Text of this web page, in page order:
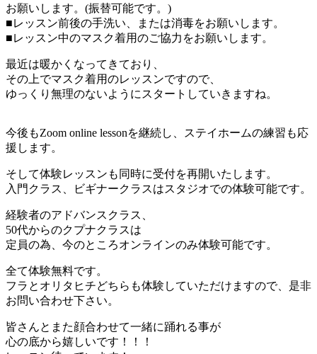
お願いします。(振替可能です。)
■レッスン前後の手洗い、または消毒をお願いします。
■レッスン中のマスク着用のご協力をお願いします。
最近は暖かくなってきており、
その上でマスク着用のレッスンですので、
ゆっくり無理のないようにスタートしていきますね。
今後もZoom online lessonを継続し、ステイホームの練習も応
援します。
そして体験レッスンも同時に受付を再開いたします。
入門クラス、ビギナークラスはスタジオでの体験可能です。
経験者のアドバンスクラス、
50代からのクプナクラスは
定員の為、今のところオンラインのみ体験可能です。
全て体験無料です。
フラとオリタヒチどちらも体験していただけますので、是非
お問い合わせ下さい。
皆さんとまた顔合わせて一緒に踊れる事が
心の底から嬉しいです！！！